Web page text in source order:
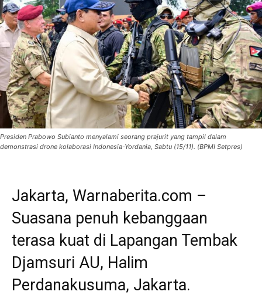
Presiden Prabowo Subianto menyalami seorang prajurit yang tampil dalam
demonstrasi drone kolaborasi Indonesia-Yordania, Sabtu (15/11). (BPMI Setpres)
Jakarta, Warnaberita.com –
Suasana penuh kebanggaan
terasa kuat di Lapangan Tembak
Djamsuri AU, Halim
Perdanakusuma, Jakarta.